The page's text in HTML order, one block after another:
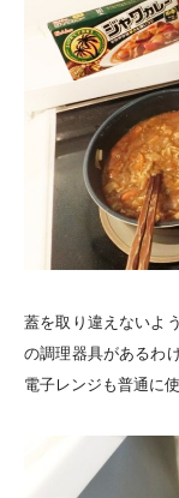
蓋を取り違えないよ
の調理器具があるわ
電子レンジも普通に